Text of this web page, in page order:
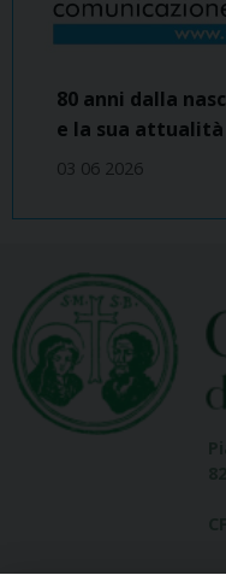
80 anni dalla
e la sua attualità
03 06 2026